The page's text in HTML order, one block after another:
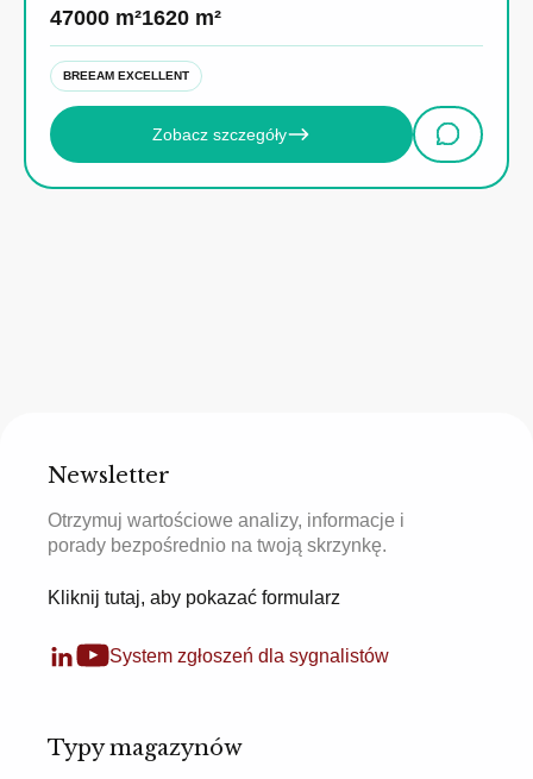
47000 m²1620 m²
BREEAM EXCELLENT
Zobacz szczegóły
Newsletter
Otrzymuj wartościowe analizy, informacje i
porady bezpośrednio na twoją skrzynkę.
Kliknij tutaj, aby pokazać formularz
System zgłoszeń dla sygnalistów
Typy magazynów